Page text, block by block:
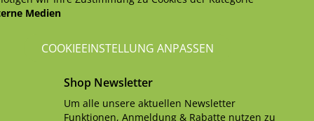
Medien
COOKIEEINSTELLUNG ANPASSEN
Shop Newsletter
Um alle unsere aktuellen Newsletter
Funktionen, Anmeldung & Rabatte nutzen zu